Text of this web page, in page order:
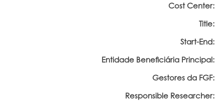
Cost Center:
Title:
Start-End:
Entidade Beneficiária Principal:
Gestores da FGF:
Responsible Researcher: